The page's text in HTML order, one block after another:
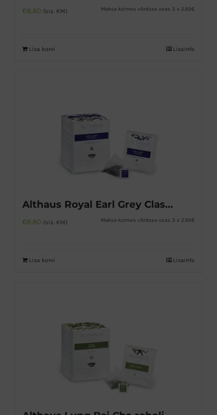
€8,80 (sis. KM) Maksa kolmes võrdses osas 3 x 2.93€
Lisa korvi Lisainfo
Althaus Royal Earl Grey Classic must tee
€8,80 (sis. KM) Maksa kolmes võrdses osas 3 x 2.93€
Lisa korvi Lisainfo